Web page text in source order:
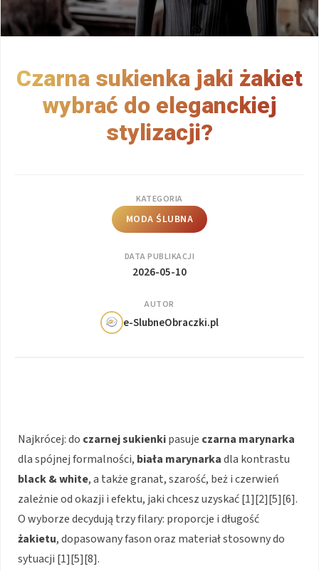
Czarna sukienka jaki żakiet
wybrać do eleganckiej
stylizacji?
KATEGORIA
MODA ŚLUBNA
DATA PUBLIKACJI
2026-05-10
AUTOR
e-SlubneObraczki.pl
Najkrócej: do czarnej sukienkipasuje czarna marynarka
dla spójnej formalności, biała marynarkadla kontrastu
black & white, a także granat, szarość, beż i czerwień
zależnie od okazji i efektu, jaki chcesz uzyskać [1][2][5][6].
O wyborze decydują trzy filary: proporcje i długość
żakietu, dopasowany fason oraz materiał stosowny do
sytuacji [1][5][8].